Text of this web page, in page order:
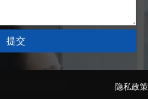
提交
隐私政策